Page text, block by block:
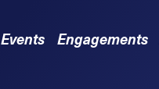
Events Engagements